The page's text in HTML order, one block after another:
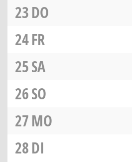
23DO
24FR
25SA
26SO
27MO
28DI